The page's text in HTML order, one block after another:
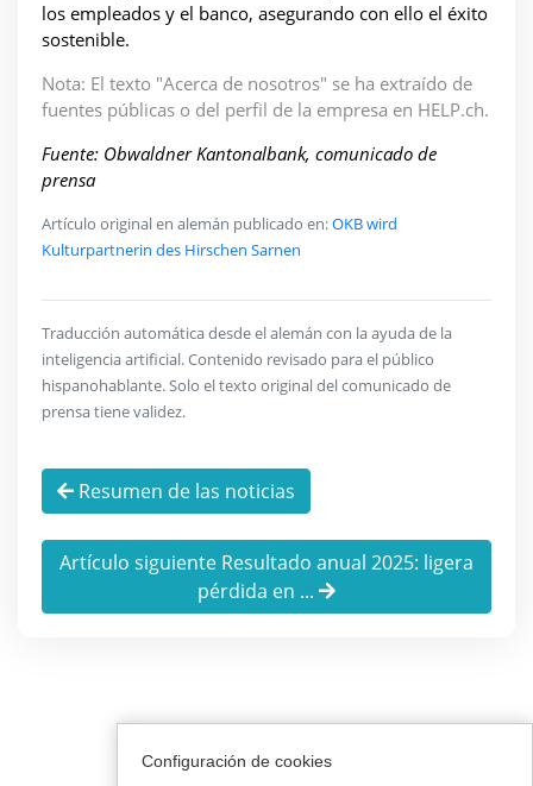
los empleados y el banco, asegurando con ello el éxito
sostenible.
Nota: El texto "Acerca de nosotros" se ha extraído de
fuentes públicas o del perfil de la empresa en HELP.ch.
Fuente: Obwaldner Kantonalbank, comunicado de
prensa
Artículo original en alemán publicado en:OKB wird
Kulturpartnerin des Hirschen Sarnen
Traducción automática desde el alemán con la ayuda de la
inteligencia artificial. Contenido revisado para el público
hispanohablante. Solo el texto original del comunicado de
prensa tiene validez.
Resumen de las noticias
Artículo siguiente Resultado anual 2025: ligera
pérdida en ...
Configuración de cookies